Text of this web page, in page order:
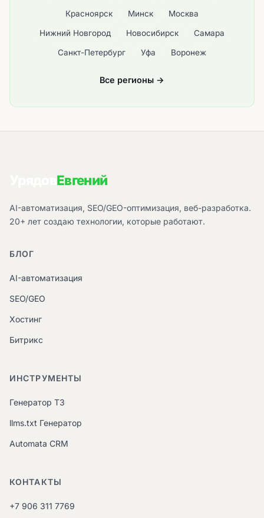
Красноярск Минск Москва
Нижний Новгород Новосибирск Самара
Санкт-Петербург Уфа Воронеж
Все регионы →
Евгений
AI-автоматизация, SEO/GEO-оптимизация, веб-разработка.
20+ лет создаю технологии, которые работают.
БЛОГ
AI-автоматизация
SEO/GEO
Хостинг
Битрикс
ИНСТРУМЕНТЫ
Генератор ТЗ
llms.txt Генератор
Automata CRM
КОНТАКТЫ
+7 906 311 7769